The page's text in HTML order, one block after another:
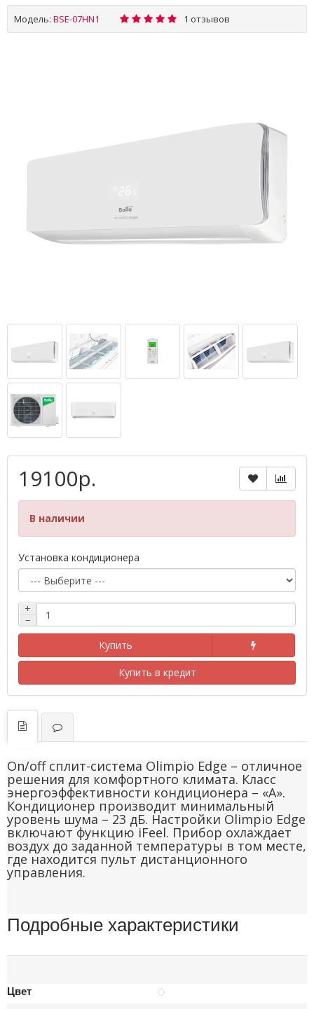
Модель: BSE-07HN1 1 отзывов
19100р.
В наличии
Установка кондиционера
+
−
Купить
Купить в кредит
On/off сплит-система Olimpio Edge – отличное
решения для комфортного климата. Класс
энергоэффективности кондиционера – «А».
Кондиционер производит минимальный
уровень шума – 23 дБ. Настройки Olimpio Edge
включают функцию iFeel. Прибор охлаждает
воздух до заданной температуры в том месте,
где находится пульт дистанционного
управления.
Подробные характеристики
Цвет